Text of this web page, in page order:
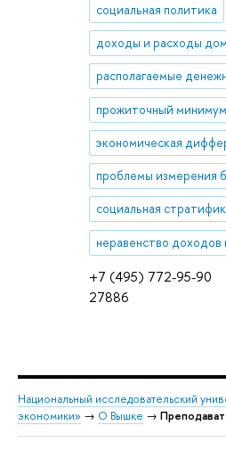
+7 (495) 772-95-90
27886
социальная политика
прожиточный минимум
Национальный исследовательский
экономики» → О Вышке →